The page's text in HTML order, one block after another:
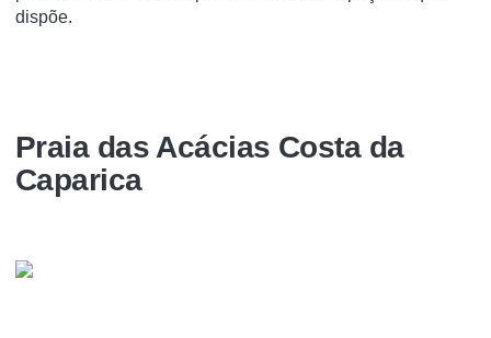
dispõe.
Praia das Acácias Costa da
Caparica